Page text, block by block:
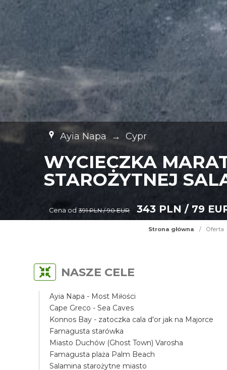
Ayia Napa → Cypr
WYCIECZKA
STAROŻYTNEJ
Cena od 391 PLN / 90 EUR 343 PLN / 79
Strona główna / Oferta
NASZE CELE
Ayia Napa - Most Miłości
Cape Greco - Sea Caves
Konnos Bay - zatoczka cala d'or jak na Majorce
Famagusta starówka
Miasto Duchów (Ghost Town) Varosha
Famagusta plaża Palm Beach
Salamina starożytne miasto